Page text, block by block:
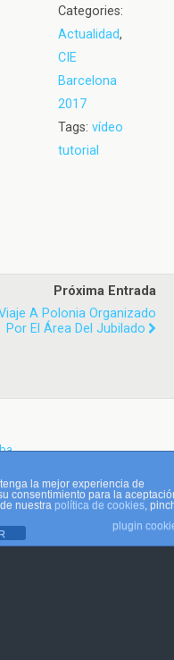
Categories:
Actualidad,
CIE
Barcelona
2017
Tags: vídeo
tutorial
Próxima Entrada
A Polonia Organizado
Por El Área Del Jubilado
Escritorio
la mejor experiencia de
consentimiento para la
nuestra política de cookies,
plugin